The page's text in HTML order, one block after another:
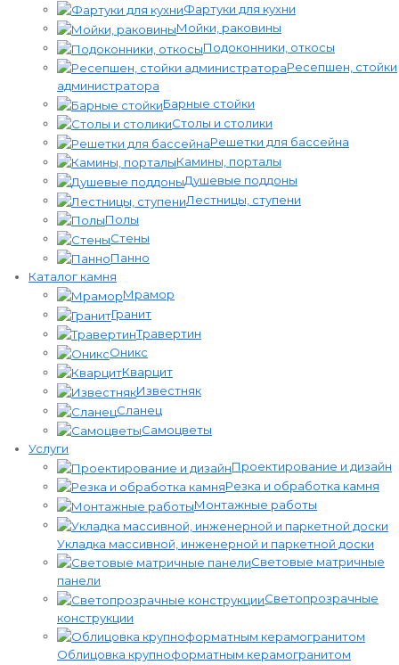
Фартуки для кухни
Мойки, раковины
Подоконники, откосы
Ресепшен, стойки
администратора
Барные стойки
Столы и столики
Решетки для бассейна
Камины, порталы​​​
Душевые поддоны
Лестницы, ступени
Полы
Стены
Панно
Каталог камня
Мрамор
Гранит
Травертин
Оникс
Кварцит
Известняк
Сланец
Самоцветы
Услуги
Проектирование и дизайн
Резка и обработка камня
Монтажные работы
Укладка массивной, инженерной и паркетной доски
Световые матричные
панели
Светопрозрачные
конструкции
Облицовка крупноформатным керамогранитом